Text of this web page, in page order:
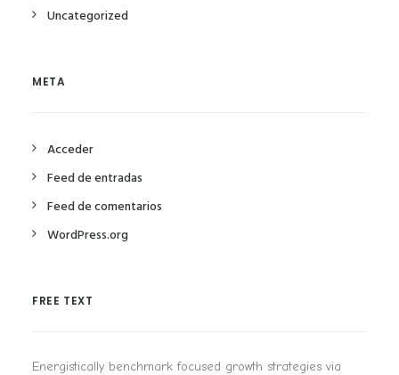
Uncategorized
META
Acceder
Feed de entradas
Feed de comentarios
WordPress.org
FREE TEXT
Energistically benchmark focused growth strategies via